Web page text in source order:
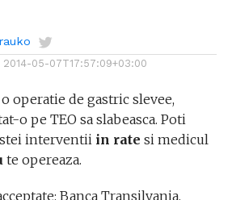
2014-05-07T17:57:09+03:00
operatie de gastric slevee,
o pe TEO sa slabeasca. Poti
interventii in rate si medicul
te opereaza.
Banca Transilvania,